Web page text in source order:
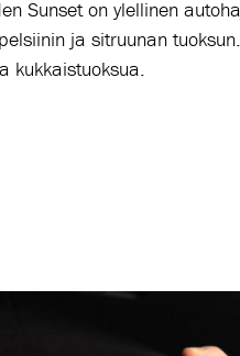
Sunset on ylellinen
ja sitruunan
kukkaistuoksua.